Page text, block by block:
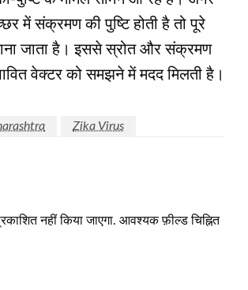
में संक्रमण की पुष्टि होती है तो पूरे
जाता है। इससे स्रोत और संक्रमण
वेक्टर को समझने में मदद मिलती है।
Zika Virus
नहीं किया जाएगा. आवश्यक फ़ील्ड चिह्नित